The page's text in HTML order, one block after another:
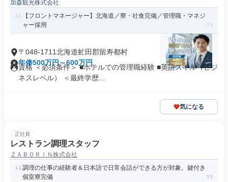
加森観光株式会社
【フロントマネージャー】北海道／寮・社食完備／管理職・マネジ
ャー採用
〒048-1711北海道虻田郡留寿都村
年俸500万円～600万円
資格 ＜必須条件＞ ■ホテルでの管理職経験 ■英語スキル（ビジ
ネスレベル） ＜最終学歴...
気になる
正社員
レストラン調理スタッフ
ＺＡＢＯＲＩＮ株式会社
調理の仕事の経験者＆日本語で日常会話ができる方が対象。鍵付き
個室寮完備